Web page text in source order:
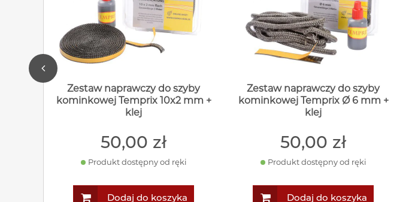
Zestaw naprawczy do szyby
kominkowej Temprix 10x2 mm +
klej
50,00 zł
Produkt dostępny od ręki
Dodaj do koszyka
Zestaw naprawczy do szyby
kominkowej Temprix Ø 6 mm +
klej
50,00 zł
Produkt dostępny od ręki
Dodaj do koszyka